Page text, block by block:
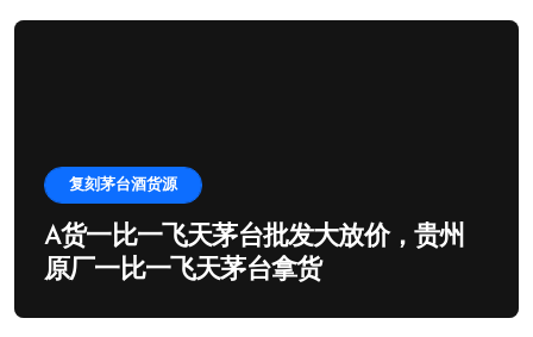
复刻茅台酒货源
A货一比一飞天茅台批发大放价，贵州
原厂一比一飞天茅台拿货